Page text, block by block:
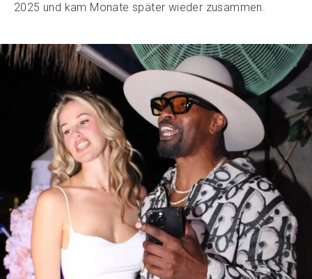
2025 und kam Monate später wieder zusammen.